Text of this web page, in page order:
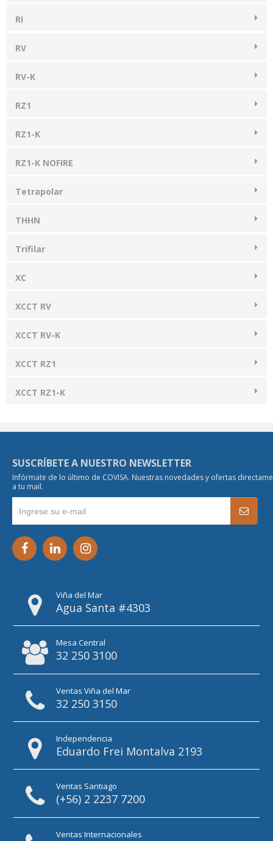
RI
RV
RV-K
RZ1
RZ1-K
RZ1-K NOFIRE
Tetrapolar
THHN
Trifilar
XC
XCCT RV
XCCT RV-K
XCCT RZ1
XCCT RZ1-K
SUSCRÍBETE A NUESTRO NEWSLETTER
Infórmate de lo último de COVISA. Nuestras novedades y ofertas
a tu mail.
Viña del Mar
Agua Santa #4303
Mesa Central
32 250 3100
Ventas Viña del Mar
32 250 3150
Independencia
Eduardo Frei Montalva 2193
Ventas Santiago
(+56) 2 2237 7200
Ventas Internacionales